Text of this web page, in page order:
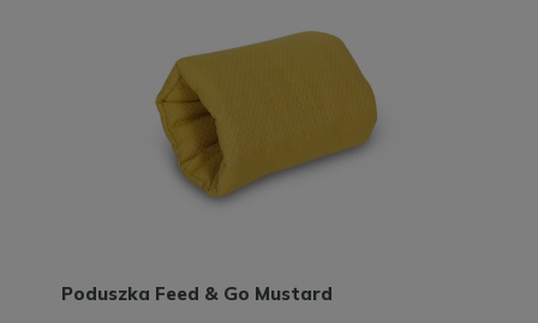
Poduszka Feed & Go Mustard